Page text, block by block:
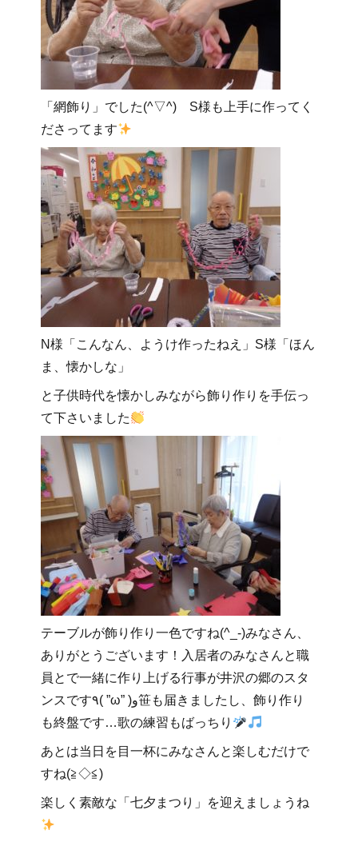
「網飾り」でした(^▽^) S様も上手に作ってく
ださってます
N様「こんなん、ようけ作ったねえ」S様「ほん
ま、懐かしな」
と子供時代を懐かしみながら飾り作りを手伝っ
て下さいました
テーブルが飾り作り一色ですね(^_-)みなさん、
ありがとうございます！入居者のみなさんと職
員とで一緒に作り上げる行事が井沢の郷のスタ
ンスです٩( ”ω” )و笹も届きましたし、飾り作り
も終盤です…歌の練習もばっちり
あとは当日を目一杯にみなさんと楽しむだけで
すね(≧◇≦)
楽しく素敵な「七夕まつり」を迎えましょうね